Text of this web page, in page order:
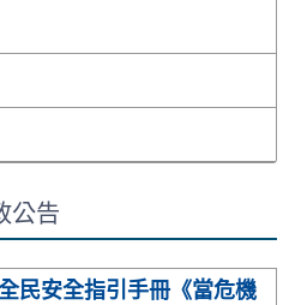
公告
民安全指引手冊《當危機